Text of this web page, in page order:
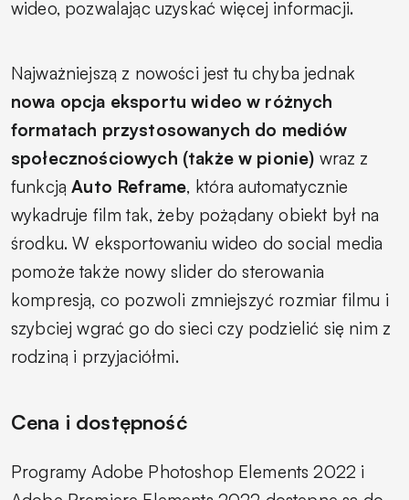
wideo, pozwalając uzyskać więcej informacji.
Najważniejszą z nowości jest tu chyba jednak
nowa opcja eksportu wideo w różnych
formatach przystosowanych do mediów
społecznościowych (także w pionie) wraz z
funkcjąAuto Reframe, która automatycznie
wykadruje film tak, żeby pożądany obiekt był na
środku. W eksportowaniu wideo do social media
pomoże także nowy slider do sterowania
kompresją, co pozwoli zmniejszyć rozmiar filmu i
szybciej wgrać go do sieci czy podzielić się nim z
rodziną i przyjaciółmi.
Cena i dostępność
Programy Adobe Photoshop Elements 2022 i